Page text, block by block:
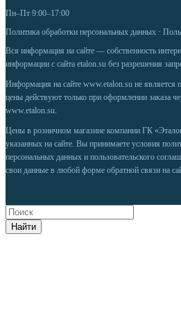
Пн–Пт 9:00–17:00
Политика обработки персональных данных ·
Вся информация на сайте — собственность
информации с сайта etalon.su без разрешения
Информация на сайте www.etalon.su не является
цены действуют только при оформлении заказа
www.etalon.su.
Цены в розничном магазине компании ГК
указанных на сайте. Вы принимаете условия
персональных данных и пользовательского
свои данные в любой форме обратной связи на
Найти